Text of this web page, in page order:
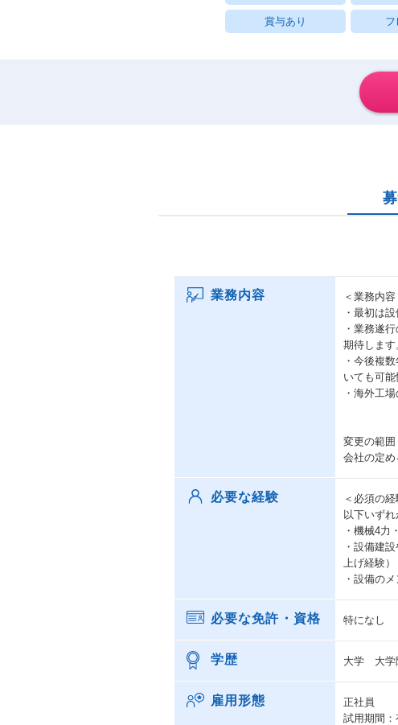
賞与あり フ
業務内容
＜業務内容
・最初は
・業務遂
期待します
・今後複
いても可能
・海外工
変更の範囲
会社の定め
必要な経験
＜必須の
以下いず
・機械4力
・設備建
上げ経験）
・設備の
必要な免許・資格 特になし
学歴 大学 大学
雇用形態
正社員
試用期間：